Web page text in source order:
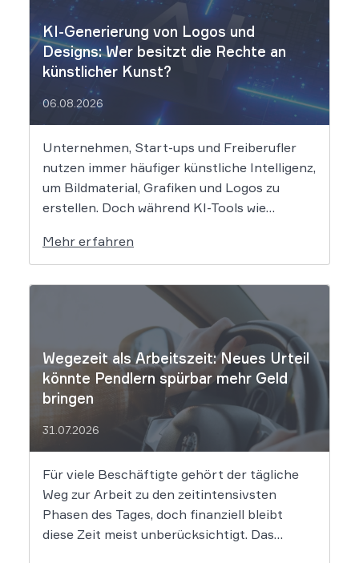
KI-Generierung von Logos und
Designs: Wer besitzt die Rechte an
künstlicher Kunst?
06.08.2026
Unternehmen, Start-ups und Freiberufler
nutzen immer häufiger künstliche Intelligenz,
um Bildmaterial, Grafiken und Logos zu
erstellen. Doch während KI-Tools wie
Sekundenschnelle beeindruckende
Ergebnisse liefern, wirft der Einsatz von
Algorithmen in der Kreativbranche
komplexe juristische Fragen auf. Das
Urheberrecht, das Markenrecht und das
Patentrecht […]
Mehr erfahren
Wegezeit als Arbeitszeit: Neues Urteil
könnte Pendlern spürbar mehr Geld
bringen
31.07.2026
Für viele Beschäftigte gehört der tägliche
Weg zur Arbeit zu den zeitintensivsten
Phasen des Tages, doch finanziell bleibt
diese Zeit meist unberücksichtigt. Das